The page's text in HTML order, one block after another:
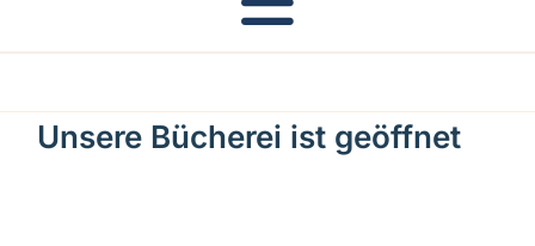
Unsere Bücherei ist geöffnet